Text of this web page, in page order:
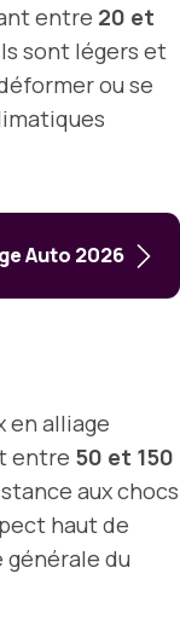
entre 20 et
sont légers et
ou se
Auto 2026
en alliage
entre 50 et 150
aux chocs
haut de
générale du